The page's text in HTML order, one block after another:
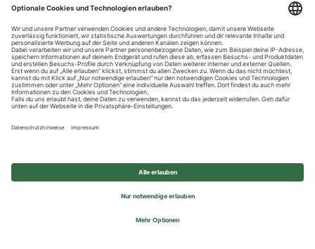
Datenschutzhinweise
Impressum
Privatsphäre-Einstellungen
© 2026 REWE Group - All rights reserved